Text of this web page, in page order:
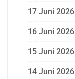
17 Juni 2026
16 Juni 2026
15 Juni 2026
14 Juni 2026